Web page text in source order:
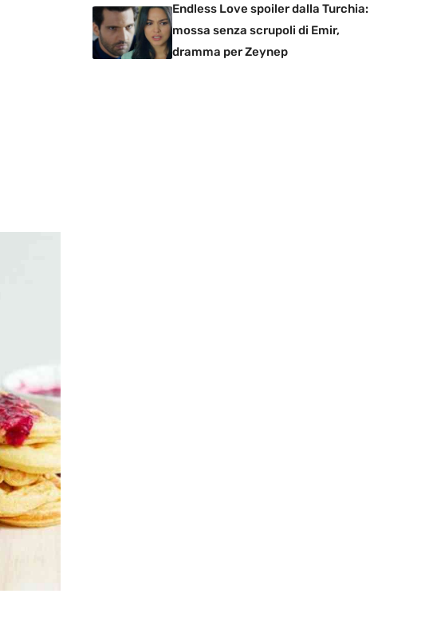
Endless Love spoiler dalla Turchia:
mossa senza scrupoli di Emir,
dramma per Zeynep